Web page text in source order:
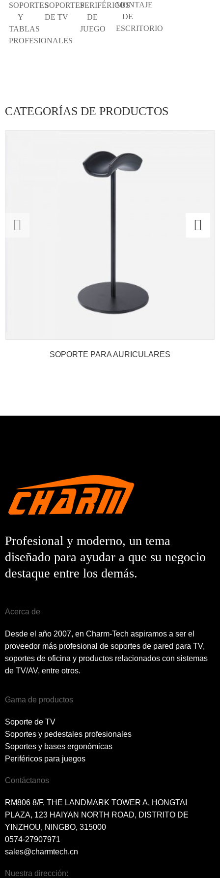
SOPORTES
Y
TABLAS
PROFESIONALES
SOPORTES
DE TV
PERIFÉRICOS
DE
JUEGO
MONTAJE
DE
ESCRITORIO
CATEGORÍAS DE PRODUCTOS
SOPORTE PARA AURICULARES
Profesional y moderno, un tema
diseñado para ayudar a que su negocio
destaque entre los demás.
Acerca de
Desde el año 2007, en Charm-Tech aspiramos a ser el
proveedor más profesional de soportes de pared para TV,
soportes de oficina y productos relacionados con sistemas
de TV/AV, entre otros.
Gama de productos
Soporte de TV
Soportes y pedestales profesionales
Soportes y bases ergonómicas
Periféricos para juegos
Contáctanos
RM806 8/F, THE LANDMARK TOWER A, HONGTAI
PLAZA, 123 HAIYAN NORTH ROAD, DISTRITO DE
YINZHOU, NINGBO, 315000
0574-27907971
sales@charmtech.cn
Nuestra dirección: